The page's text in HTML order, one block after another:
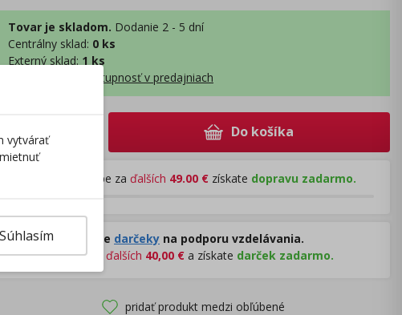
Tovar je skladom. Dodanie 2 - 5 dní
Centrálny sklad: 0 ks
Externý sklad: 1 ks
Zobraziť dostupnosť v predajniach
Do košíka
Pri nákupe za ďalších 49.00 € získate dopravu zadarmo.
Rozdávame darčeky na podporu vzdelávania.
Nakúpte za
ďalších 40,00 € a získate darček zadarmo.
pridať produkt medzi obľúbené
vytvárať
Súhlasím